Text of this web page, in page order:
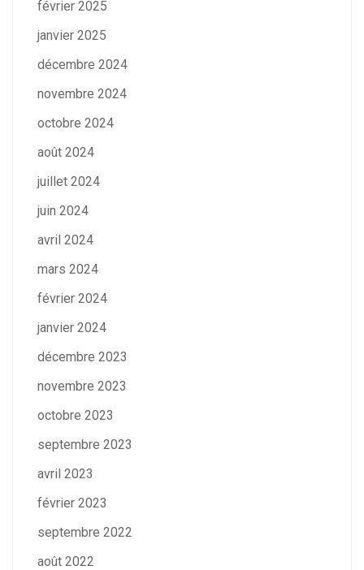
février 2025
janvier 2025
décembre 2024
novembre 2024
octobre 2024
août 2024
juillet 2024
juin 2024
avril 2024
mars 2024
février 2024
janvier 2024
décembre 2023
novembre 2023
octobre 2023
septembre 2023
avril 2023
février 2023
septembre 2022
août 2022